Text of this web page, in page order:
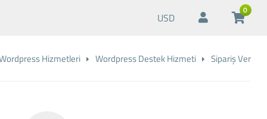
USD
0
Hizmetleri Wordpress Destek Hizmeti Sipariş Ver